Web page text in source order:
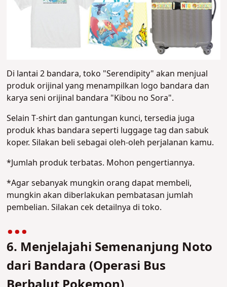
Di lantai 2 bandara, toko "Serendipity" akan menjual
produk orijinal yang menampilkan logo bandara dan
karya seni orijinal bandara "Kibou no Sora".
Selain T-shirt dan gantungan kunci, tersedia juga
produk khas bandara seperti luggage tag dan sabuk
koper. Silakan beli sebagai oleh-oleh perjalanan kamu.
*Jumlah produk terbatas. Mohon pengertiannya.
*Agar sebanyak mungkin orang dapat membeli,
mungkin akan diberlakukan pembatasan jumlah
pembelian. Silakan cek detailnya di toko.
6. Menjelajahi Semenanjung Noto
dari Bandara (Operasi Bus